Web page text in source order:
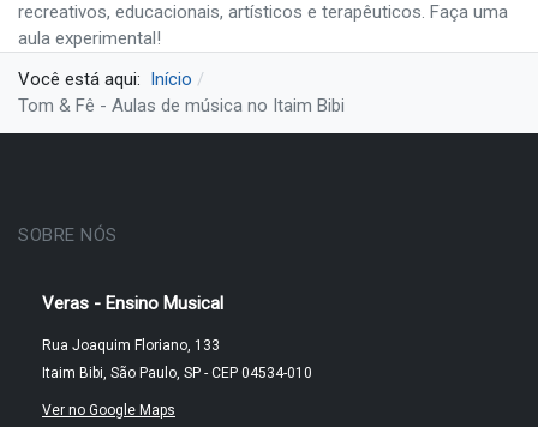
recreativos, educacionais, artísticos e terapêuticos. Faça uma
aula experimental!
Você está aqui:
Início
Tom & Fê - Aulas de música no Itaim Bibi
SOBRE NÓS
Veras - Ensino Musical
Rua Joaquim Floriano, 133
Itaim Bibi, São Paulo, SP - CEP 04534-010
Ver no Google Maps